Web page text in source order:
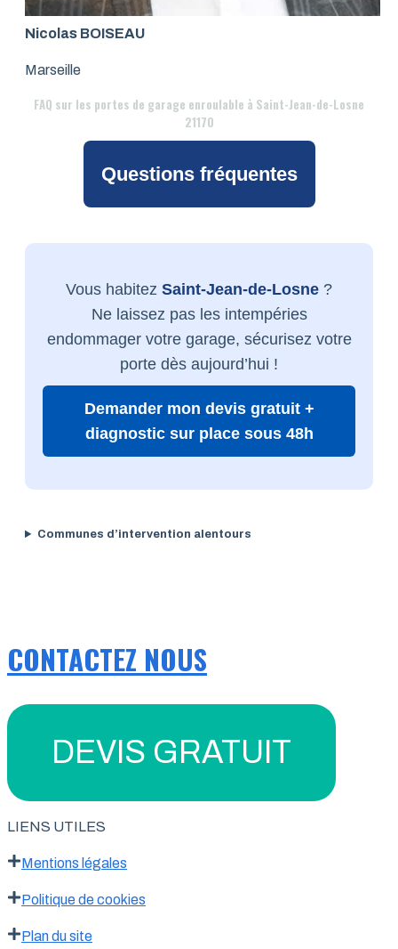
Nicolas BOISEAU
Marseille
FAQ sur les portes de garage enroulable à Saint-Jean-de-Losne
21170
Questions fréquentes
Vous habitez Saint-Jean-de-Losne ?
Ne laissez pas les intempéries
endommager votre garage, sécurisez votre
porte dès aujourd’hui !
Demander mon devis gratuit +
diagnostic sur place sous 48h
Communes d’intervention alentours
CONTACTEZ NOUS
DEVIS GRATUIT
LIENS UTILES
Mentions légales
Politique de cookies
Plan du site